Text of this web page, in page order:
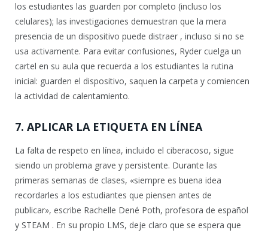
los estudiantes las guarden por completo (incluso los
celulares); las investigaciones demuestran que la mera
presencia de un dispositivo puede distraer , incluso si no se
usa activamente. Para evitar confusiones, Ryder cuelga un
cartel en su aula que recuerda a los estudiantes la rutina
inicial: guarden el dispositivo, saquen la carpeta y comiencen
la actividad de calentamiento.
7. APLICAR LA ETIQUETA EN LÍNEA
La falta de respeto en línea, incluido el ciberacoso, sigue
siendo un problema grave y persistente. Durante las
primeras semanas de clases, «siempre es buena idea
recordarles a los estudiantes que piensen antes de
publicar», escribe Rachelle Dené Poth, profesora de español
y STEAM . En su propio LMS, deje claro que se espera que